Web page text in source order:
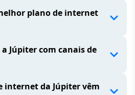
plano de internet
Júpiter com canais de
internet da Júpiter vêm